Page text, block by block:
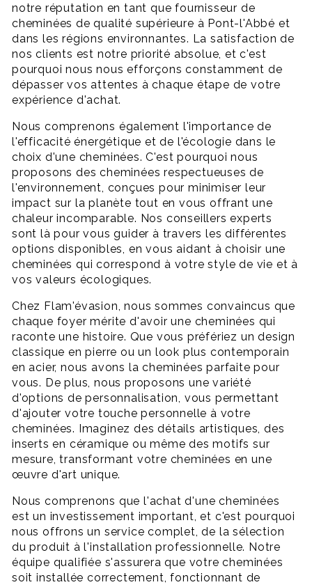
notre réputation en tant que fournisseur de
cheminées de qualité supérieure à Pont-l'Abbé et
dans les régions environnantes. La satisfaction de
nos clients est notre priorité absolue, et c'est
pourquoi nous nous efforçons constamment de
dépasser vos attentes à chaque étape de votre
expérience d'achat.
Nous comprenons également l'importance de
l'efficacité énergétique et de l'écologie dans le
choix d'une cheminées. C'est pourquoi nous
proposons des cheminées respectueuses de
l'environnement, conçues pour minimiser leur
impact sur la planète tout en vous offrant une
chaleur incomparable. Nos conseillers experts
sont là pour vous guider à travers les différentes
options disponibles, en vous aidant à choisir une
cheminées qui correspond à votre style de vie et à
vos valeurs écologiques.
Chez Flam'évasion, nous sommes convaincus que
chaque foyer mérite d'avoir une cheminées qui
raconte une histoire. Que vous préfériez un design
classique en pierre ou un look plus contemporain
en acier, nous avons la cheminées parfaite pour
vous. De plus, nous proposons une variété
d'options de personnalisation, vous permettant
d'ajouter votre touche personnelle à votre
cheminées. Imaginez des détails artistiques, des
inserts en céramique ou même des motifs sur
mesure, transformant votre cheminées en une
œuvre d'art unique.
Nous comprenons que l'achat d'une cheminées
est un investissement important, et c'est pourquoi
nous offrons un service complet, de la sélection
du produit à l'installation professionnelle. Notre
équipe qualifiée s'assurera que votre cheminées
soit installée correctement, fonctionnant de